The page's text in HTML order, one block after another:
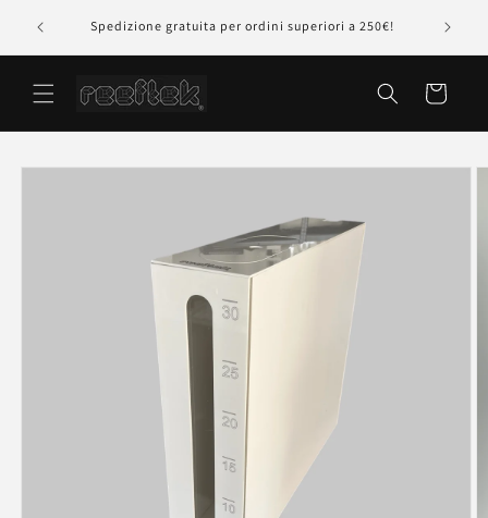
direttamente
della Spedizione gratuita per ordini superiori a 250€!
Carrello
Passa alle